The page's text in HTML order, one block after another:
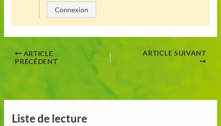
Connexion
ARTICLE
PRÉCÉDENT
ARTICLE SUIVANT
Liste de lecture